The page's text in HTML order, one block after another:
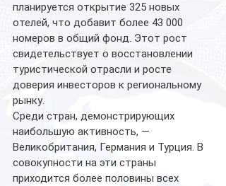
планируется открытие 325 новых
отелей, что добавит более 43 000
номеров в общий фонд. Этот рост
свидетельствует о восстановлении
туристической отрасли и росте
доверия инвесторов к региональному
рынку.
Среди стран, демонстрирующих
наибольшую активность, —
Великобритания, Германия и Турция. В
совокупности на эти страны
приходится более половины всех